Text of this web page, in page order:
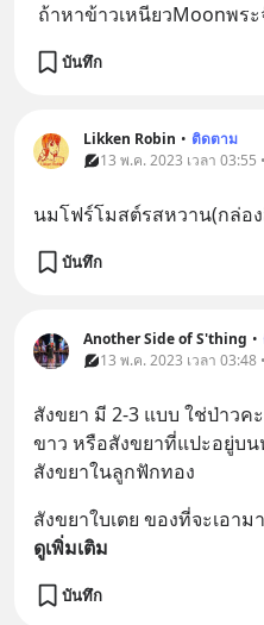
ถ้าหาข้าวเหนียวMoonพร
บันทึก
Likken Robin • ติดตาม
13 พ.ค. 2023 เวลา
นมโฟร์โมสต์รสหวาน(กล่อง
บันทึก
Another Side of S'thing •
13 พ.ค. 2023 เวลา
สังขยา มี 2-3 แบบ ใช่ป่าวค
ขาว หรือสังขยาที่แปะอยู่บ
สังขยาในลูกฟักทอง
สังขยาใบเตย ของที่จะเอา
ดูเพิ่มเติม
บันทึก